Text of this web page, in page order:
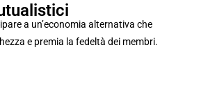
a un’economia alternativa che
e premia la fedeltà dei membri.